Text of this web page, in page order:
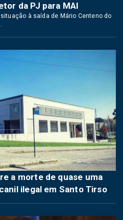
da PJ para MAI
à saída de Mário Centeno do
a morte de quase uma
ilegal em Santo Tirso